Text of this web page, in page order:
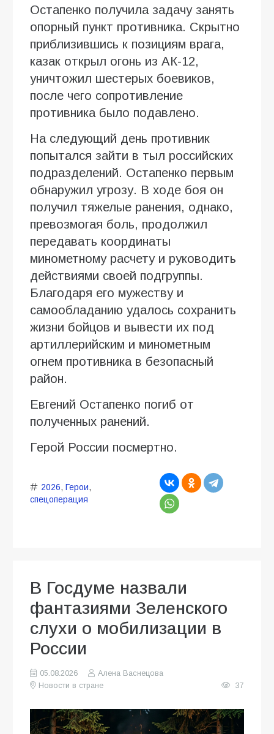
Остапенко получила задачу занять
опорный пункт противника. Скрытно
приблизившись к позициям врага,
казак открыл огонь из АК-12,
уничтожил шестерых боевиков,
после чего сопротивление
противника было подавлено.
На следующий день противник
попытался зайти в тыл российских
подразделений. Остапенко первым
обнаружил угрозу. В ходе боя он
получил тяжелые ранения, однако,
превозмогая боль, продолжил
передавать координаты
минометному расчету и руководить
действиями своей подгруппы.
Благодаря его мужеству и
самообладанию удалось сохранить
жизни бойцов и вывести их под
артиллерийским и минометным
огнем противника в безопасный
район.
Евгений Остапенко погиб от
полученных ранений.
Герой России посмертно.
2026, Герои,
спецоперация
В Госдуме назвали
фантазиями Зеленского
слухи о мобилизации в
России
05.08.2026
Алена Васнецова
Новости в стране
37